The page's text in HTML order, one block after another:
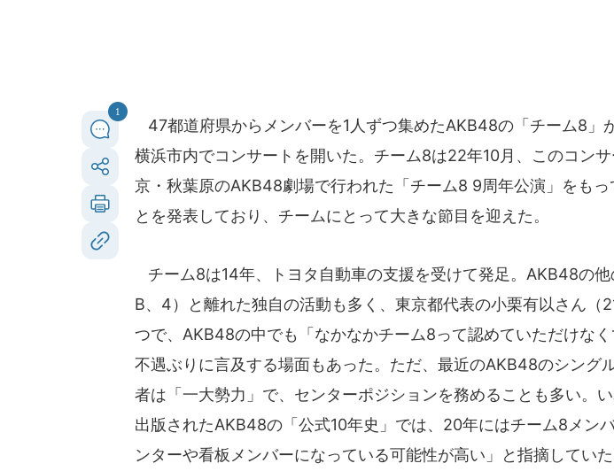
1
47都道府県からメンバーを1人ずつ集めたAKB48の「チーム8」
横浜市内でコンサートを開いた。チーム8は22年10月、このコン
京・秋葉原のAKB48劇場で行われた「チーム8 9周年公演」をもっ
とを発表しており、チームにとって大きな節目を迎えた。
チーム8は14年、トヨタ自動車の支援を受けて発足。AKB48の他
B、4）と離れた独自の活動も多く、東京都代表の小栗有以さん（
つで、AKB48の中でも「なかなかチーム8って認めていただけな
不遇ぶりに言及する場面もあった。ただ、最近のAKB48のシング
者は「一大勢力」で、センターポジションを務めることも多い。
出版されたAKB48の「公式10年史」では、20年にはチーム8メン
ンターや看板メンバーになっている可能性が高い」と指摘してい